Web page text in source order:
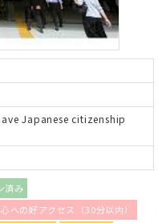
Japanese citizenship
済み
への好アクセス（30分以内）